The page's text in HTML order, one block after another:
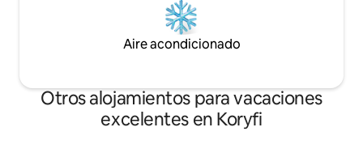
Aire acondicionado
Otros alojamientos para vacaciones
excelentes en Koryfi